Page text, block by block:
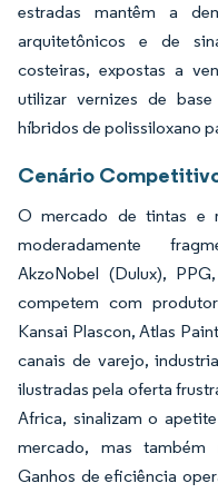
estradas mantêm a
arquitetônicos e de
costeiras, expostas a
utilizar vernizes de
híbridos de polissiloxano
Cenário
O mercado de tintas e
moderadamente
AkzoNobel (Dulux),
competem com
Kansai Plascon, Atlas
canais de varejo,
ilustradas pela oferta
Africa, sinalizam o
mercado, mas também
Ganhos de eficiência